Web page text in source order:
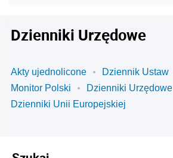
Dzienniki Urzędowe
Akty ujednolicone
Dziennik Ustaw
Monitor Polski
Dzienniki Urzędowe
Dzienniki Unii Europejskiej